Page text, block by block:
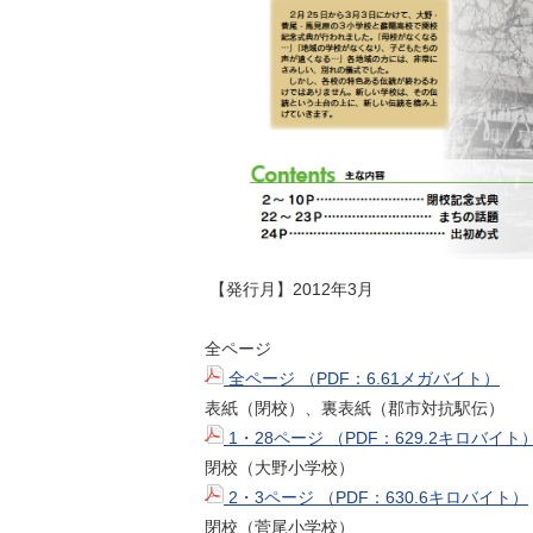
【発行月】2012年3月
全ページ
全ページ （PDF：6.61メガバイト）
表紙（閉校）、裏表紙（郡市対抗駅伝）
1・28ページ （PDF：629.2キロバイト
閉校（大野小学校）
2・3ページ （PDF：630.6キロバイト）
閉校（菅尾小学校）